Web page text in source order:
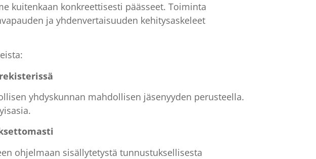
kuitenkaan konkreettisesti päässeet. Toiminta
ja yhdenvertaisuuden kehitysaskeleet
yhdyskunnan mahdollisen jäsenyyden perusteella.
ohjelmaan sisällytetystä tunnustuksellisesta